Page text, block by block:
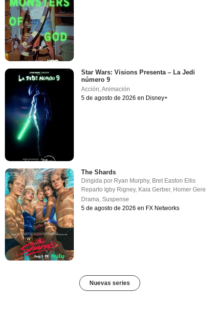
Star Wars: Visions Presenta – La Jedi
número 9
Acción,Animación
5 de agosto de 2026 en Disney+
The Shards
Dirigida por Ryan Murphy, Bret Easton Ellis
Reparto Igby Rigney, Kaia Gerber, Homer Gere
Drama ,Suspense
5 de agosto de 2026 en FX Networks
Nuevas series